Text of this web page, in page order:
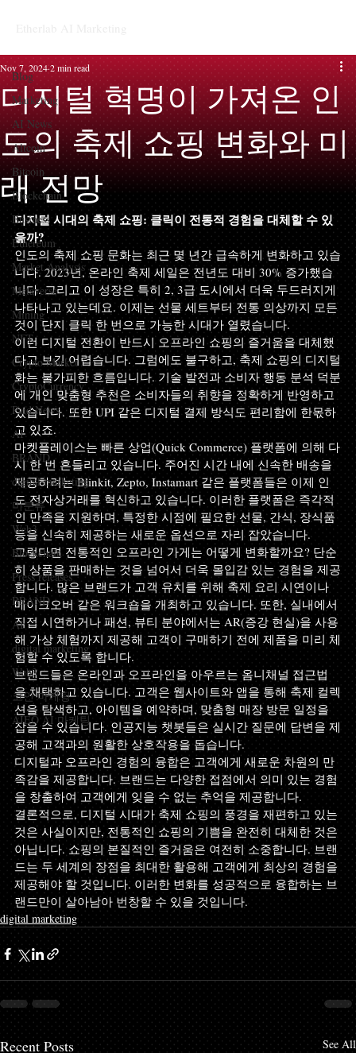
Blog
Marketing
AI News
Altcoin
Bitcoin
Blockchain
Business
Ethereum
Market Analysis
Metaverse
Mining
NFT
Crypto Market
CryptoCurrency
Paid News
AI
BRAND
digital marketing
미분류
Web3
Blockchain
Press releases
BRAND
AI
digital marketing
Web3
코인 마케팅
AIEO AI 마케팅
디지털 혁명이 가져온 인
도의 축제 쇼핑 변화와 미
래 전망
Nov 7, 20242 min read
디지털 시대의 축제 쇼핑: 클릭이 전통적 경험을 대체할 수 있
을까?
인도의 축제 쇼핑 문화는 최근 몇 년간 급속하게 변화하고 있습
니다. 2023년, 온라인 축제 세일은 전년도 대비 30% 증가했습
니다. 그리고 이 성장은 특히 2, 3급 도시에서 더욱 두드러지게
나타나고 있는데요. 이제는 선물 세트부터 전통 의상까지 모든
것이 단지 클릭 한 번으로 가능한 시대가 열렸습니다.
이런 디지털 전환이 반드시 오프라인 쇼핑의 즐거움을 대체했
다고 보긴 어렵습니다. 그럼에도 불구하고, 축제 쇼핑의 디지털
화는 불가피한 흐름입니다. 기술 발전과 소비자 행동 분석 덕분
에 개인 맞춤형 추천은 소비자들의 취향을 정확하게 반영하고
있습니다. 또한 UPI 같은 디지털 결제 방식도 편리함에 한몫하
고 있죠.
마켓플레이스는 빠른 상업(Quick Commerce) 플랫폼에 의해 다
시 한 번 흔들리고 있습니다. 주어진 시간 내에 신속한 배송을
제공하려는 Blinkit, Zepto, Instamart 같은 플랫폼들은 이제 인
도 전자상거래를 혁신하고 있습니다. 이러한 플랫폼은 즉각적
인 만족을 지원하며, 특정한 시점에 필요한 선물, 간식, 장식품
등을 신속히 제공하는 새로운 옵션으로 자리 잡았습니다.
그렇다면 전통적인 오프라인 가게는 어떻게 변화할까요? 단순
히 상품을 판매하는 것을 넘어서 더욱 몰입감 있는 경험을 제공
합니다. 많은 브랜드가 고객 유치를 위해 축제 요리 시연이나
메이크오버 같은 워크숍을 개최하고 있습니다. 또한, 실내에서
직접 시연하거나 패션, 뷰티 분야에서는 AR(증강 현실)을 사용
해 가상 체험까지 제공해 고객이 구매하기 전에 제품을 미리 체
험할 수 있도록 합니다.
브랜드들은 온라인과 오프라인을 아우르는 옴니채널 접근법
을 채택하고 있습니다. 고객은 웹사이트와 앱을 통해 축제 컬렉
션을 탐색하고, 아이템을 예약하며, 맞춤형 매장 방문 일정을
잡을 수 있습니다. 인공지능 챗봇들은 실시간 질문에 답변을 제
공해 고객과의 원활한 상호작용을 돕습니다.
디지털과 오프라인 경험의 융합은 고객에게 새로운 차원의 만
족감을 제공합니다. 브랜드는 다양한 접점에서 의미 있는 경험
을 창출하여 고객에게 잊을 수 없는 추억을 제공합니다.
결론적으로, 디지털 시대가 축제 쇼핑의 풍경을 재편하고 있는
것은 사실이지만, 전통적인 쇼핑의 기쁨을 완전히 대체한 것은
아닙니다. 쇼핑의 본질적인 즐거움은 여전히 소중합니다. 브랜
드는 두 세계의 장점을 최대한 활용해 고객에게 최상의 경험을
제공해야 할 것입니다. 이러한 변화를 성공적으로 융합하는 브
랜드만이 살아남아 번창할 수 있을 것입니다.
digital marketing
Recent Posts See All